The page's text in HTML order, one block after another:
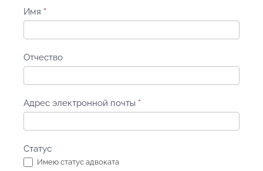
в
Имя *
Отчество
Адрес электронной почты *
Статус
Имею статус адвоката